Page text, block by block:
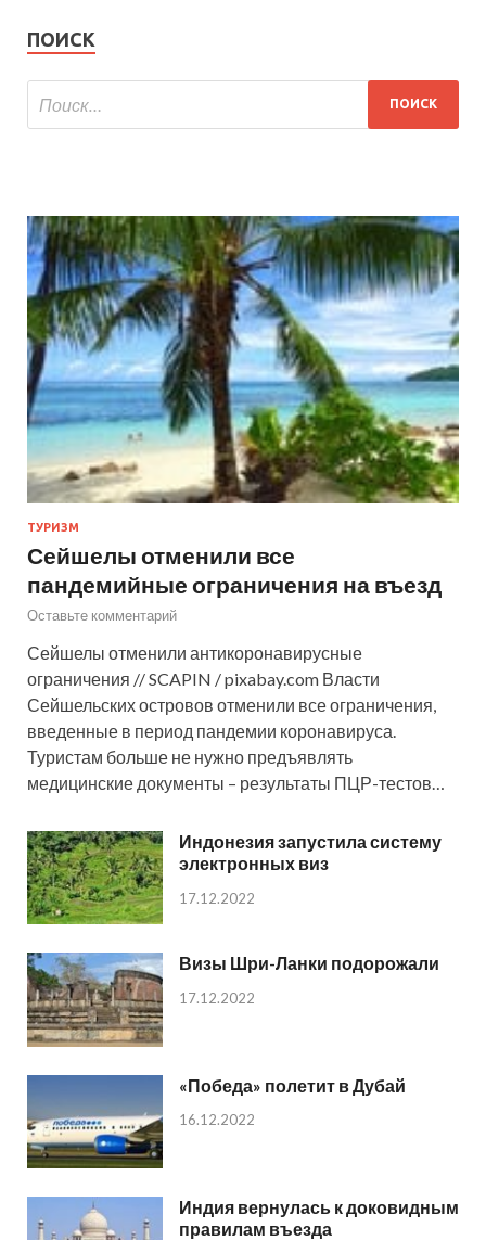
ПОИСК
ТУРИЗМ
Сейшелы отменили все
пандемийные ограничения на въезд
Оставьте комментарий
Сейшелы отменили антикоронавирусные
ограничения // SCAPIN / pixabay.com Власти
Сейшельских островов отменили все ограничения,
введенные в период пандемии коронавируса.
Туристам больше не нужно предъявлять
медицинские документы – результаты ПЦР-тестов…
Индонезия запустила систему
электронных виз
17.12.2022
Визы Шри-Ланки подорожали
17.12.2022
«Победа» полетит в Дубай
16.12.2022
Индия вернулась к доковидным
правилам въезда